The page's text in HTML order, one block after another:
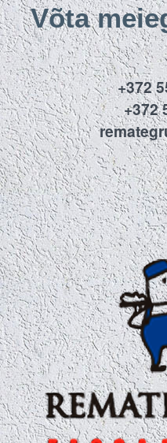
Võta
+372
+372